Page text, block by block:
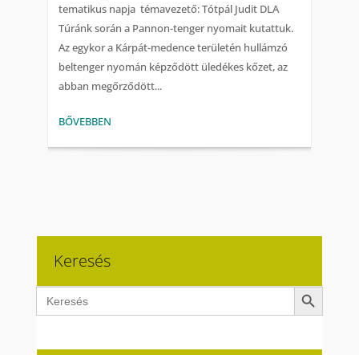
tematikus napja témavezető: Tótpál Judit DLA
Túránk során a Pannon-tenger nyomait kutattuk.
Az egykor a Kárpát-medence területén hullámzó
beltenger nyomán képződött üledékes kőzet, az
abban megőrződött...
BŐVEBBEN
Keresés
Search
for:
Search Button